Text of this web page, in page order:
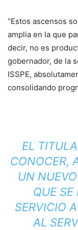
“Estos ascensos
amplia en la que
decir, no es
gobernador, de la
ISSPE,
consolidando
EL
CONOCER,
UN
QUE SE
SERVICIO
AL